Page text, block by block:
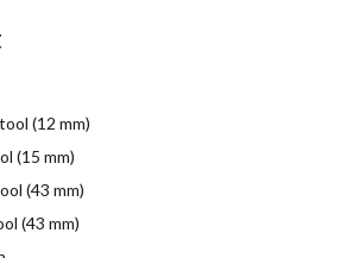
(12 mm)
(15 mm)
(43 mm)
(43 mm)